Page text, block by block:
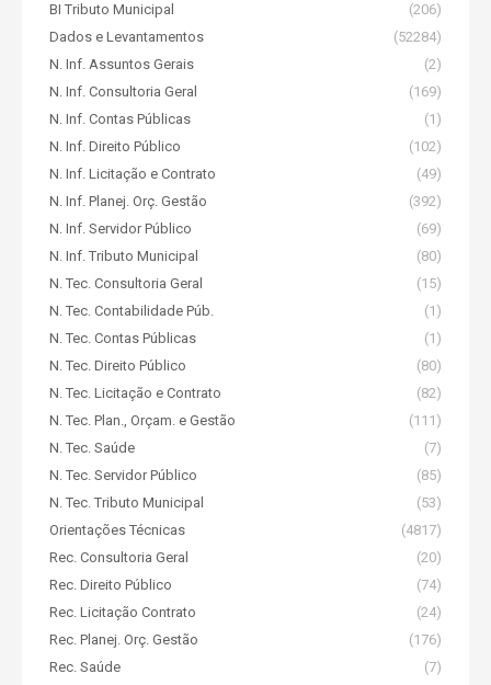
BI Tributo Municipal
(206)
Dados e Levantamentos
(52284)
N. Inf. Assuntos Gerais
(2)
N. Inf. Consultoria Geral
(169)
N. Inf. Contas Públicas
(1)
N. Inf. Direito Público
(102)
N. Inf. Licitação e Contrato
(49)
N. Inf. Planej. Orç. Gestão
(392)
N. Inf. Servidor Público
(69)
N. Inf. Tributo Municipal
(80)
N. Tec. Consultoria Geral
(15)
N. Tec. Contabilidade Púb.
(1)
N. Tec. Contas Públicas
(1)
N. Tec. Direito Público
(80)
N. Tec. Licitação e Contrato
(82)
N. Tec. Plan., Orçam. e Gestão
(111)
N. Tec. Saúde
(7)
N. Tec. Servidor Público
(85)
N. Tec. Tributo Municipal
(53)
Orientações Técnicas
(4817)
Rec. Consultoria Geral
(20)
Rec. Direito Público
(74)
Rec. Licitação Contrato
(24)
Rec. Planej. Orç. Gestão
(176)
Rec. Saúde
(7)